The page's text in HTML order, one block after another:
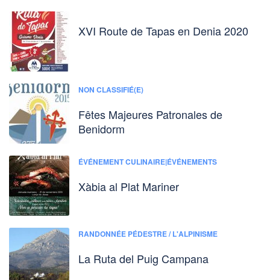
XVI Route de Tapas en Denia 2020
NON CLASSIFIÉ(E)
Fêtes Majeures Patronales de
Benidorm
ÉVÉNEMENT CULINAIRE|ÉVÉNEMENTS
Xàbia al Plat Mariner
RANDONNÉE PÉDESTRE / L'ALPINISME
La Ruta del Puig Campana